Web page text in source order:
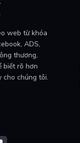
web từ khóa
ADS,
thương,
biết rõ hơn
cho chúng tôi.